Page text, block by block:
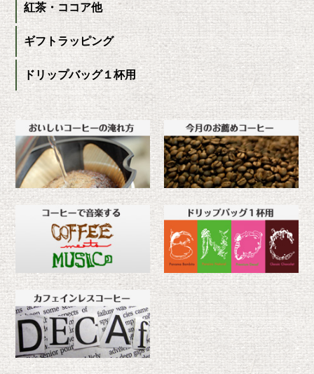
紅茶・ココア他
ギフトラッピング
ドリップバッグ１杯用